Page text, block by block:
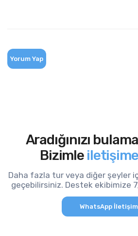
Yorum Yap
Aradığınızı
Bizimle
Daha fazla tur veya diğer şeyler
geçebilirsiniz. Destek ekibimize
WhatsApp İletişim